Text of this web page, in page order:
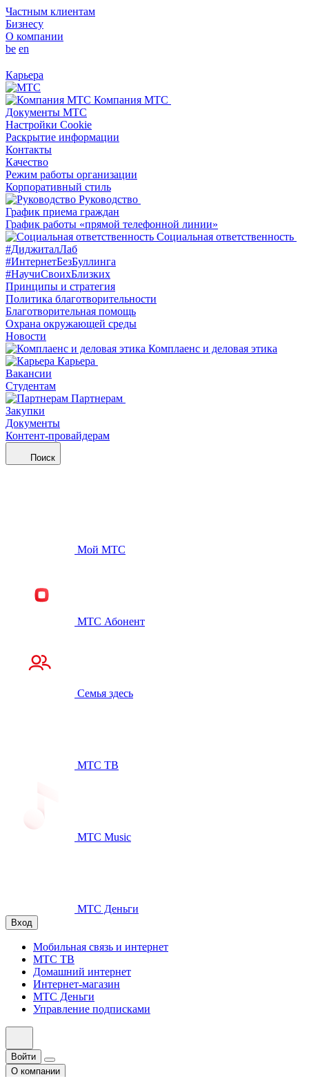
Частным клиентам
Бизнесу
О компании
be en
Карьера
Компания МТС
Документы МТС
Настройки Cookie
Раскрытие информации
Контакты
Качество
Режим работы организации
Корпоративный стиль
Руководство
График приема граждан
График работы «прямой телефонной линии»
Социальная ответственность
#ДиджиталЛаб
#ИнтернетБезБуллинга
#НаучиСвоихБлизких
Принципы и стратегия
Политика благотворительности
Благотворительная помощь
Охрана окружающей среды
Новости
Комплаенс и деловая этика
Карьера
Вакансии
Студентам
Партнерам
Закупки
Документы
Контент-провайдерам
Поиск
Мой МТС
МТС Абонент
Семья здесь
МТС ТВ
МТС Music
МТС Деньги
Вход
Мобильная связь и интернет
МТС ТВ
Домашний интернет
Интернет-магазин
МТС Деньги
Управление подписками
Войти
О компании